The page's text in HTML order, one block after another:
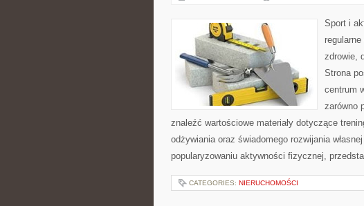
Sport i
zdrowie,
Strona
centrum
zarówno
znaleźć wartościowe materiały dotyczące
odżywiania oraz świadomego rozwijania
popularyzowaniu aktywności fizycznej,
CATEGORIES: NIERUCHOMOŚCI